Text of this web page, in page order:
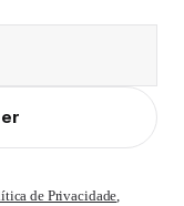
de Privacidade,